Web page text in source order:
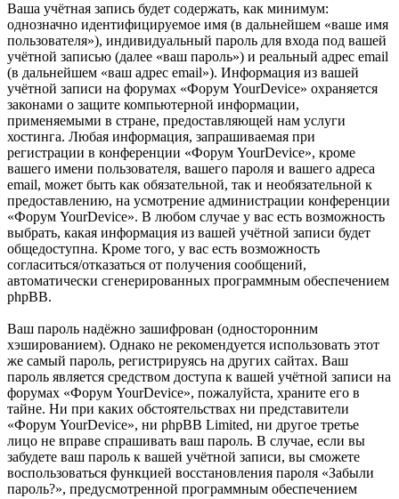
Ваша учётная запись будет содержать, как минимум:
однозначно идентифицируемое имя (в дальнейшем «ваше имя
пользователя»), индивидуальный пароль для входа под вашей
учётной записью (далее «ваш пароль») и реальный адрес email
(в дальнейшем «ваш адрес email»). Информация из вашей
учётной записи на форумах «Форум YourDevice» охраняется
законами о защите компьютерной информации,
применяемыми в стране, предоставляющей нам услуги
хостинга. Любая информация, запрашиваемая при
регистрации в конференции «Форум YourDevice», кроме
вашего имени пользователя, вашего пароля и вашего адреса
email, может быть как обязательной, так и необязательной к
предоставлению, на усмотрение администрации конференции
«Форум YourDevice». В любом случае у вас есть возможность
выбрать, какая информация из вашей учётной записи будет
общедоступна. Кроме того, у вас есть возможность
согласиться/отказаться от получения сообщений,
автоматически сгенерированных программным обеспечением
phpBB.
Ваш пароль надёжно зашифрован (односторонним
хэшированием). Однако не рекомендуется использовать этот
же самый пароль, регистрируясь на других сайтах. Ваш
пароль является средством доступа к вашей учётной записи на
форумах «Форум YourDevice», пожалуйста, храните его в
тайне. Ни при каких обстоятельствах ни представители
«Форум YourDevice», ни phpBB Limited, ни другое третье
лицо не вправе спрашивать ваш пароль. В случае, если вы
забудете ваш пароль к вашей учётной записи, вы сможете
воспользоваться функцией восстановления пароля «Забыли
пароль?», предусмотренной программным обеспечением